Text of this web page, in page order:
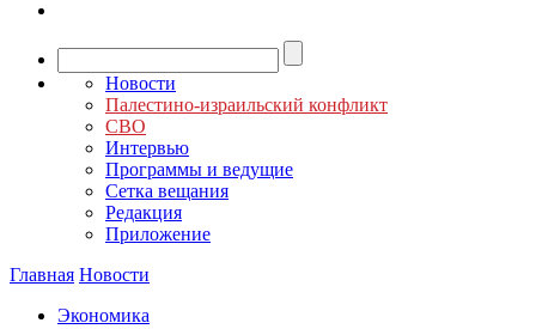
Новости
Палестино-израильский конфликт
СВО
Интервью
Программы и ведущие
Сетка вещания
Редакция
Приложение
Главная Новости
Экономика